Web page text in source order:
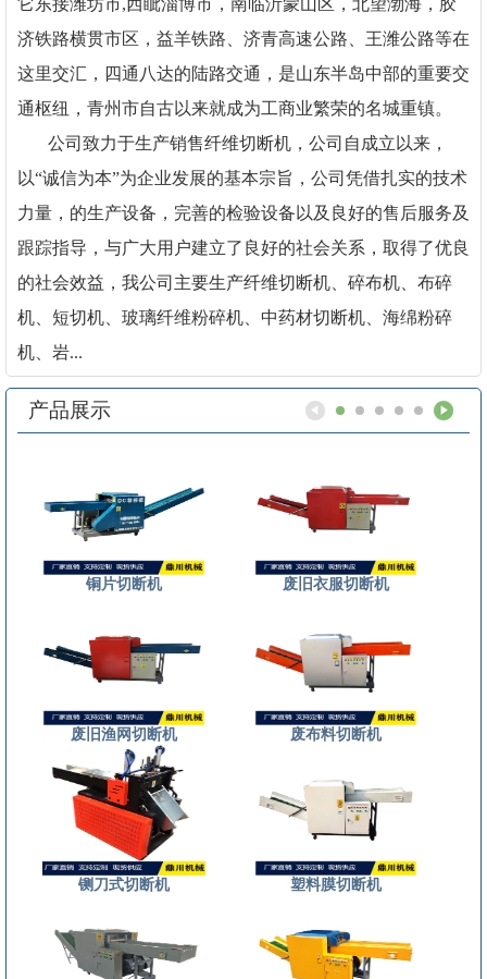
它东接潍坊市,西眦淄博市，南临沂蒙山区，北望渤海，胶
济铁路横贯市区，益羊铁路、济青高速公路、王潍公路等在
这里交汇，四通八达的陆路交通，是山东半岛中部的重要交
通枢纽，青州市自古以来就成为工商业繁荣的名城重镇。
公司致力于生产销售纤维切断机，公司自成立以来，
以“诚信为本”为企业发展的基本宗旨，公司凭借扎实的技术
力量，的生产设备，完善的检验设备以及良好的售后服务及
跟踪指导，与广大用户建立了良好的社会关系，取得了优良
的社会效益，我公司主要生产纤维切断机、碎布机、布碎
机、短切机、玻璃纤维粉碎机、中药材切断机、海绵粉碎
机、岩...
产品展示
铜片切断机 废旧衣服切断机
废旧渔网切断机 废布料切断机
铡刀式切断机 塑料膜切断机